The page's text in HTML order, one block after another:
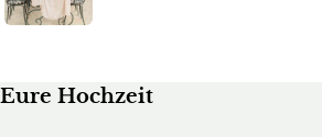
Eure Hochzeit